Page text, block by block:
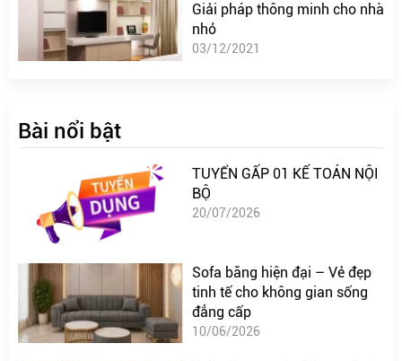
Giải pháp thông minh cho nhà
nhỏ
03/12/2021
Bài nổi bật
TUYỂN GẤP 01 KẾ TOÁN NỘI
BỘ
20/07/2026
Sofa băng hiện đại – Vẻ đẹp
tinh tế cho không gian sống
đẳng cấp
10/06/2026